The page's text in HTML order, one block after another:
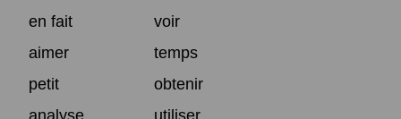
en fait
voir
aimer
temps
petit
obtenir
analyse
utiliser